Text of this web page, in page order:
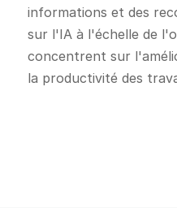
informations et des
sur l'IA à l'échelle de
concentrent sur
la productivité des